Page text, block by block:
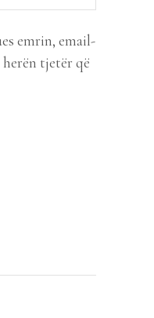
emrin, email-
tjetër që